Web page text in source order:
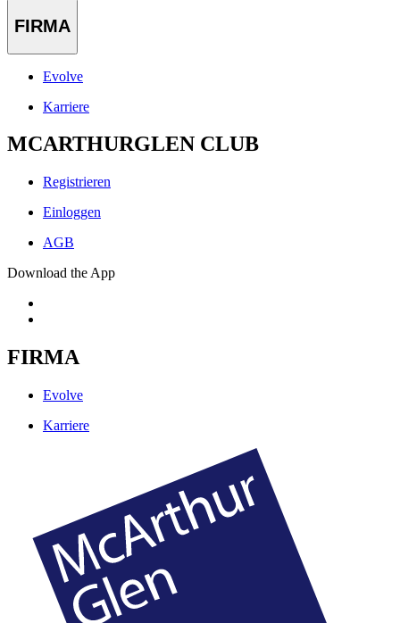
FIRMA
Evolve
Karriere
MCARTHURGLEN CLUB
Registrieren
Einloggen
AGB
Download the App
FIRMA
Evolve
Karriere